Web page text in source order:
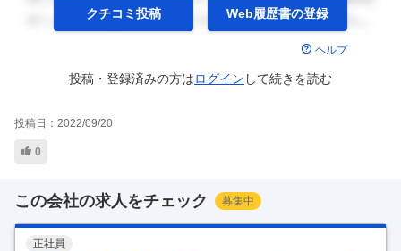
クチコミ投稿 Web履歴書の登録
ヘルプ
投稿・登録済みの方はログイン して続きを読む
投稿日： 2022/09/20
0
この会社の求人をチェック 募集中
正社員